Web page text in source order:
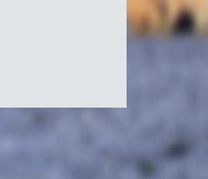
Symbole
Canada